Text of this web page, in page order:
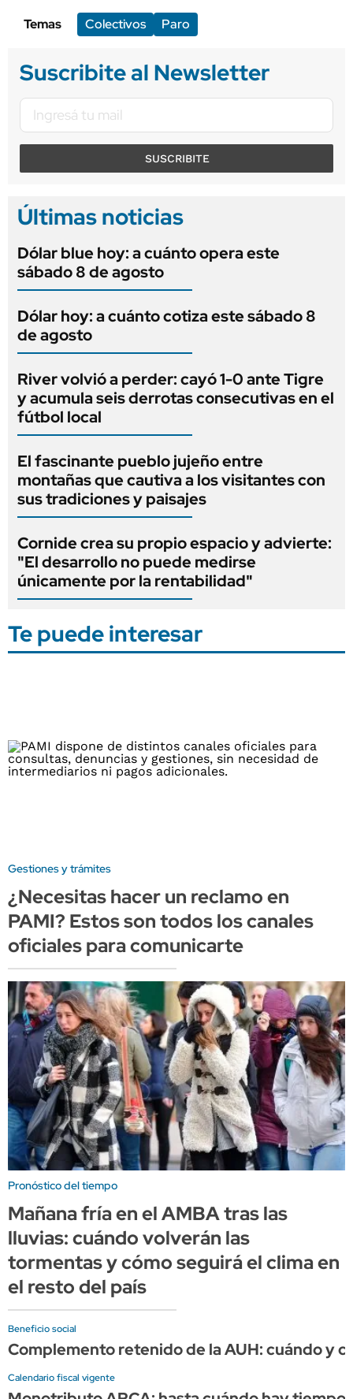
Temas
Colectivos Paro
Suscribite al Newsletter
SUSCRIBITE
Últimas noticias
Dólar blue hoy: a cuánto opera este
sábado 8 de agosto
Dólar hoy: a cuánto cotiza este sábado 8
de agosto
River volvió a perder: cayó 1-0 ante Tigre
y acumula seis derrotas consecutivas en el
fútbol local
El fascinante pueblo jujeño entre
montañas que cautiva a los visitantes con
sus tradiciones y paisajes
Cornide crea su propio espacio y advierte:
"El desarrollo no puede medirse
únicamente por la rentabilidad"
Te puede interesar
Gestiones y trámites
¿Necesitas hacer un reclamo en
PAMI? Estos son todos los canales
oficiales para comunicarte
Pronóstico del tiempo
Mañana fría en el AMBA tras las
lluvias: cuándo volverán las
tormentas y cómo seguirá el clima en
el resto del país
Beneficio social
Complemento retenido de la AUH: cuándo y
Calendario fiscal vigente